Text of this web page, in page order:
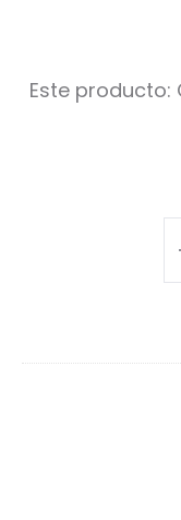
Este producto: